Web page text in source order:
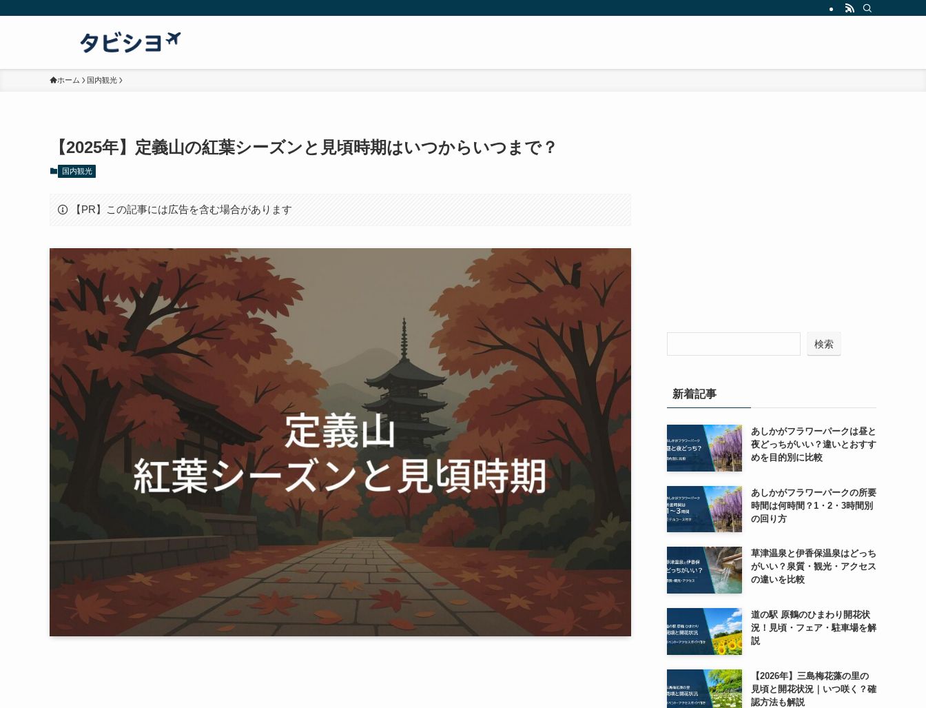
ホーム 国内観光
【2025年】定義山の紅葉シーズンと見頃時期はいつからいつまで？
国内観光
【PR】この記事には広告を含む場合があります
検索
新着記事
あしかがフラワーパークは昼と
夜どっちがいい？違いとおすす
めを目的別に比較
あしかがフラワーパークの所要
時間は何時間？1・2・3時間別
の回り方
草津温泉と伊香保温泉はどっち
がいい？泉質・観光・アクセス
の違いを比較
道の駅 原鶴のひまわり開花状
況！見頃・フェア・駐車場を解
説
【2026年】三島梅花藻の里の
見頃と開花状況｜いつ咲く？確
認方法も解説